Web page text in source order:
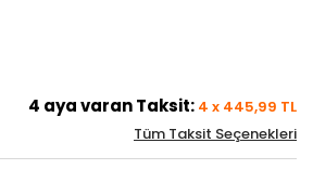
4 aya varan Taksit: 4 x 445,99 TL
Tüm Taksit Seçenekleri